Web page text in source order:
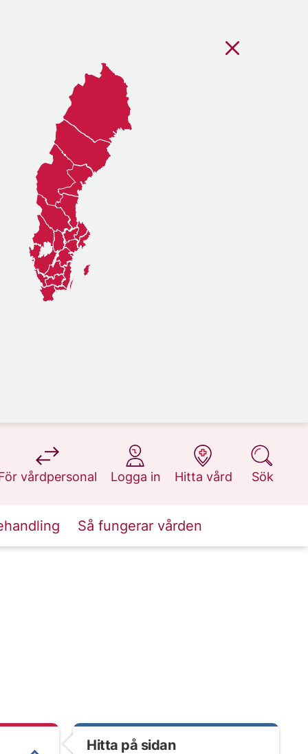
vårdpersonal
på 1177.se
Logga in
på 1177.se
Hitta vård
på 1177.se
Sök
på 1177.se
Så fungerar vården
Hitta på sidan